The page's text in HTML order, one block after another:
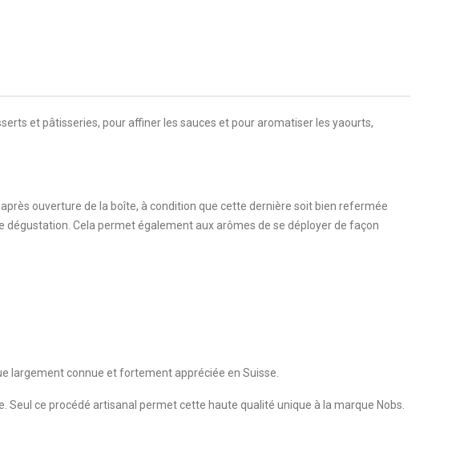
et pâtisseries, pour affiner les sauces et pour aromatiser les yaourts,
ouverture de la boîte, à condition que cette dernière soit bien refermée
Cela permet également aux arômes de se déployer de façon
largement connue et fortement appréciée en Suisse.
ce procédé artisanal permet cette haute qualité unique à la marque Nobs.